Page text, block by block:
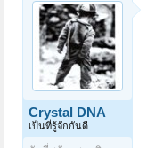
Crystal DNA
เป็นที่รู้จักกันดี